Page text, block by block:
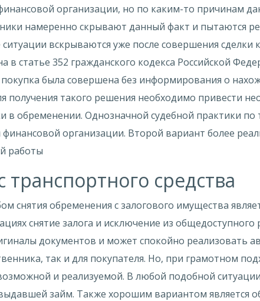
организации, но по каким-то причинам
намеренно скрывают данный факт и пытаются
вскрываются уже после совершения
статье 352 гражданского кодекса Российской
была совершена без информирования о
получения такого решения необходимо привести
в обременении. Однозначной судебной практики
организации. Второй вариант более
работы
средства
обременения с залогового имущества
снятие залога и исключение из общедоступного
документов и может спокойно реализовать
так и для покупателя. Но, при грамотном
и реализуемой. В любой подобной
займ. Также хорошим вариантом является